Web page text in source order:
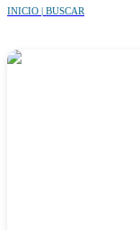
INICIO | BUSCAR